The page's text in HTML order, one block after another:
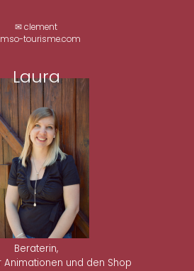
✉ clement
tourisme.com
Laura
Beraterin,
Animationen und den Shop